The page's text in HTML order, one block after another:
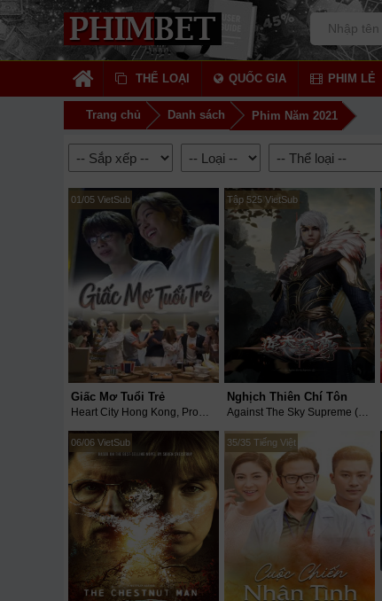
THỂ LOẠI QUỐC GIA PHIM LẺ
Trang chủ Danh sách Phim Năm 2021
01/05 VietSub
Giấc Mơ Tuổi Trẻ
Heart City Hong Kong, Prop Up Youth (2021)
Tập 525 VietSub
Nghịch Thiên Chí Tôn
Against The Sky Supreme (2021)
06/06 VietSub 35/35 Tiếng Việt